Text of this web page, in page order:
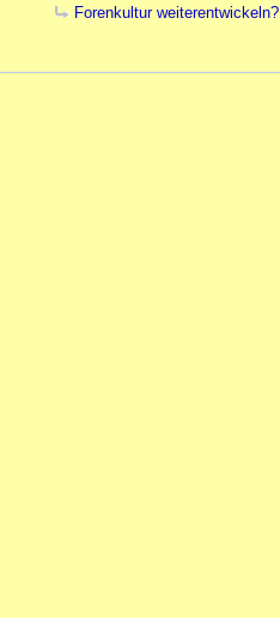
Forenkultur weiterentwickeln?